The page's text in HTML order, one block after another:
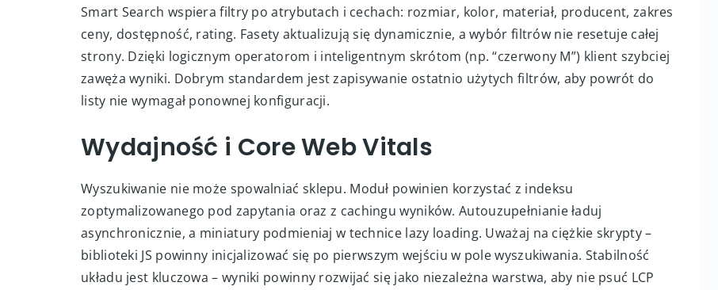
Smart Search wspiera filtry po atrybutach i cechach: rozmiar, kolor, materiał, producent, zakres
ceny, dostępność, rating. Fasety aktualizują się dynamicznie, a wybór filtrów nie resetuje całej
strony. Dzięki logicznym operatorom i inteligentnym skrótom (np. “czerwony M”) klient szybciej
zawęża wyniki. Dobrym standardem jest zapisywanie ostatnio użytych filtrów, aby powrót do
listy nie wymagał ponownej konfiguracji.
Wydajność i Core Web Vitals
Wyszukiwanie nie może spowalniać sklepu. Moduł powinien korzystać z indeksu
zoptymalizowanego pod zapytania oraz z cachingu wyników. Autouzupełnianie ładuj
asynchronicznie, a miniatury podmieniaj w technice lazy loading. Uważaj na ciężkie skrypty –
biblioteki JS powinny inicjalizować się po pierwszym wejściu w pole wyszukiwania. Stabilność
układu jest kluczowa – wyniki powinny rozwijać się jako niezależna warstwa, aby nie psuć LCP